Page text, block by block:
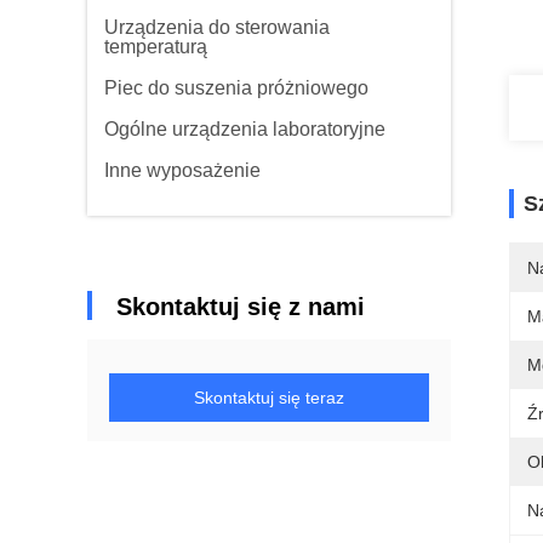
Urządzenia do sterowania
temperaturą
Piec do suszenia próżniowego
Ogólne urządzenia laboratoryjne
Inne wyposażenie
Skontaktuj się z nami
Skontaktuj się teraz